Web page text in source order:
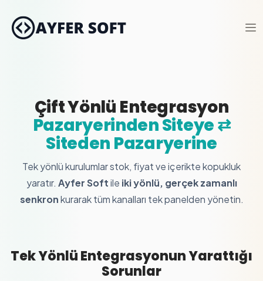
Çift Yönlü Entegrasyon
Pazaryerinden Siteye ⇄
Siteden Pazaryerine
Tek yönlü kurulumlar stok, fiyat ve içerikte kopukluk
yaratır. Ayfer Softile iki yönlü, gerçek zamanlı
senkronkurarak tüm kanalları tek panelden yönetin.
Tek Yönlü Entegrasyonun Yarattığı
Sorunlar